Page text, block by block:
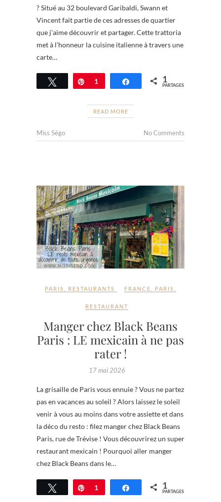
? Situé au 32 boulevard Garibaldi, Swann et
Vincent fait partie de ces adresses de quartier
que j’aime découvrir et partager. Cette trattoria
met à l’honneur la cuisine italienne à travers une
carte…
Tweetez Épingle
1 Partagez 1
PARTAGES
READ MORE
Miss Ségo No Comments
PARIS RESTAURANTS FRANCE PARIS
RESTAURANT
Manger chez Black Beans
Paris : LE mexicain à ne pas
rater !
17 mai 2026
La grisaille de Paris vous ennuie ? Vous ne partez
pas en vacances au soleil ? Alors laissez le soleil
venir à vous au moins dans votre assiette et dans
la déco du resto : filez manger chez Black Beans
Paris, rue de Trévise ! Vous découvrirez un super
restaurant mexicain ! Pourquoi aller manger
chez Black Beans dans le…
Tweetez Épingle
1 Partagez 1
PARTAGES